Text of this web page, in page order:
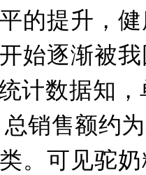
的提升，
始逐渐被
计数据知
销售额约为
。可见驼